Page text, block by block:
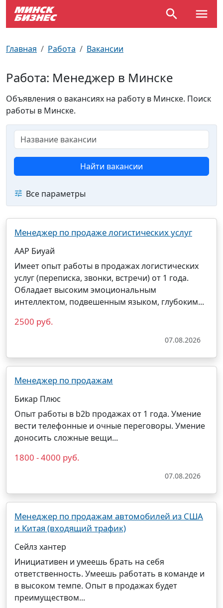
Главная Работа Вакансии
Работа: Менеджер в Минске
Объявления о вакансиях на работу в Минске. Поиск
работы в Минске.
Найти вакансии
Все параметры
Менеджер по продаже логистических услуг
ААР Биуай
Имеет опыт работы в продажах логистических
услуг (переписка, звонки, встречи) от 1 года.
Обладает высоким эмоциональным
интеллектом, подвешенным языком, глубоким...
2500 руб.
07.08.2026
Менеджер по продажам
Бикар Плюс
Опыт работы в b2b продажах от 1 года. Умение
вести телефонные и очные переговоры. Умение
доносить сложные вещи...
1800 - 4000 руб.
07.08.2026
Менеджер по продажам автомобилей из США
и Китая (входящий трафик)
Сейлз хантер
Инициативен и умеешь брать на себя
ответственность. Умеешь работать в команде и
в высоком темпе. Опыт в продажах будет
преимуществом...
Улицы Минска
Производственный календарь
Документы для ЗАГСа
Пробки на дорогах
Самолеты